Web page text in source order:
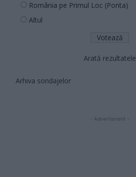
România pe Primul Loc (Ponta)
Altul
Arată rezultatele
Arhiva sondajelor
- Advertisment -